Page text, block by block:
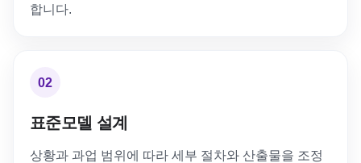
합니다.
02
표준모델 설계
상황과 과업 범위에 따라 세부 절차와 산출물을 조정